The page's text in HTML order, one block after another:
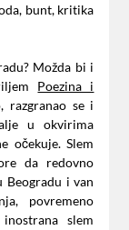
bunt, kritika
Možda bi i
Poezina i
razgranao se i
u okvirima
očekuje. Slem
da redovno
Beogradu i van
povremeno
slem